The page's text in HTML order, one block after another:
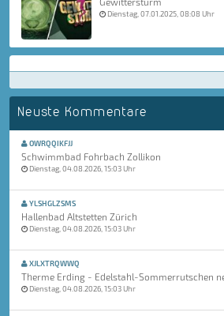
Dienstag, 07.01.2025, 08:08 Uhr
Neuste Kommentare
OWRQQIKFJJ
Schwimmbad Fohrbach Zollikon
Dienstag, 04.08.2026, 15:03 Uhr
YLSHGLZSMS
Hallenbad Altstetten Zürich
Dienstag, 04.08.2026, 15:03 Uhr
XJLXTRQWWQ
Therme Erding - Edelstahl-Sommerrutschen
Dienstag, 04.08.2026, 15:03 Uhr